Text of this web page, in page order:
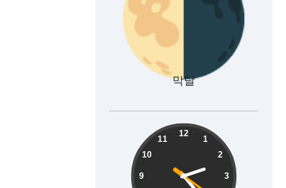
막달
02:23:22 12
1
2
3
9
10
11